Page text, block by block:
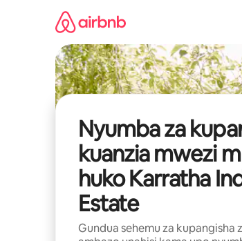
Nyumba za
kuanzia mwezi
huko Karratha
Estate
Gundua sehemu za kupangisha